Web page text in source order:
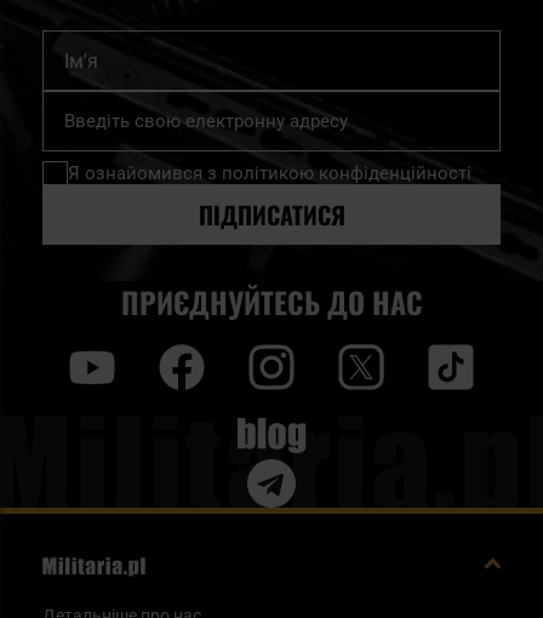
Підпишіться
нашу
розсилку
Я ознайомився з політикою конфіденційності
ПІДПИСАТИСЯ
ПРИЄДНУЙТЕСЬ ДО НАС
Blog